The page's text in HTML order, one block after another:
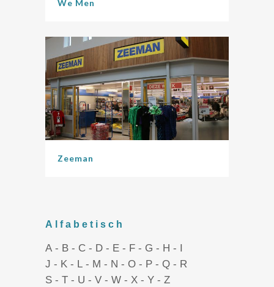
We Men
Zeeman
Alfabetisch
A - B - C - D - E - F - G - H - I
J - K - L - M - N - O - P - Q - R
S - T - U - V - W - X - Y - Z